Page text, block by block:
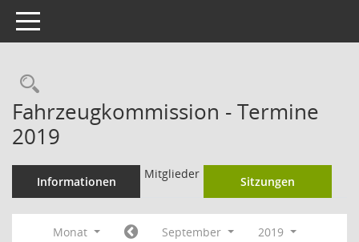
Toggle navigation
Rechercheauswahl
Fahrzeugkommission - Termine
2019
Informationen
Mitglieder
Sitzungen
Monat September
2019